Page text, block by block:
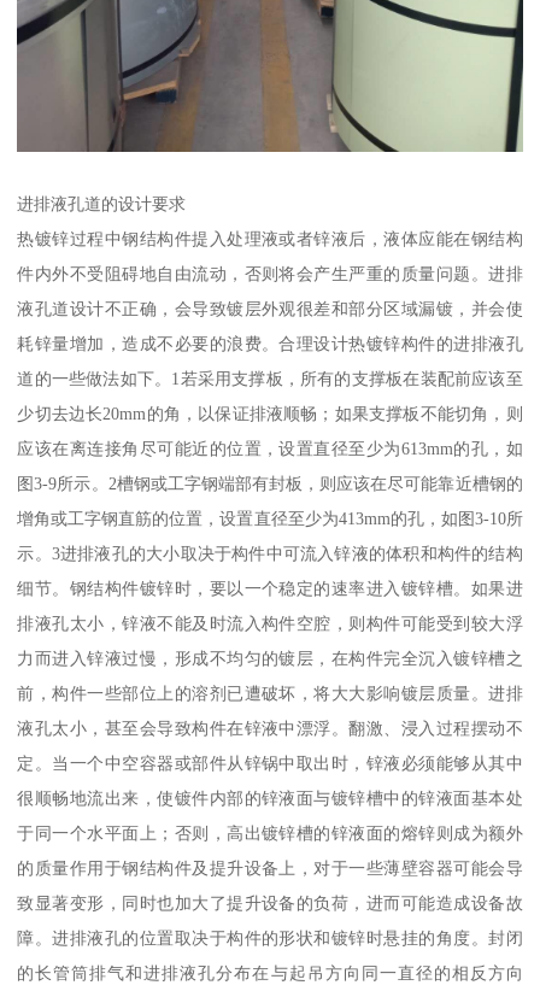
进排液孔道的设计要求
热镀锌过程中钢结构件提入处理液或者锌液后，液体应能在钢结构
件内外不受阻碍地自由流动，否则将会产生严重的质量问题。进排
液孔道设计不正确，会导致镀层外观很差和部分区域漏镀，并会使
耗锌量增加，造成不必要的浪费。合理设计热镀锌构件的进排液孔
道的一些做法如下。1若采用支撑板，所有的支撑板在装配前应该至
少切去边长20mm的角，以保证排液顺畅；如果支撑板不能切角，则
应该在离连接角尽可能近的位置，设置直径至少为613mm的孔，如
图3-9所示。2槽钢或工字钢端部有封板，则应该在尽可能靠近槽钢的
增角或工字钢直筋的位置，设置直径至少为413mm的孔，如图3-10所
示。3进排液孔的大小取决于构件中可流入锌液的体积和构件的结构
细节。钢结构件镀锌时，要以一个稳定的速率进入镀锌槽。如果进
排液孔太小，锌液不能及时流入构件空腔，则构件可能受到较大浮
力而进入锌液过慢，形成不均匀的镀层，在构件完全沉入镀锌槽之
前，构件一些部位上的溶剂已遭破坏，将大大影响镀层质量。进排
液孔太小，甚至会导致构件在锌液中漂浮。翻激、浸入过程摆动不
定。当一个中空容器或部件从锌锅中取出时，锌液必须能够从其中
很顺畅地流出来，使镀件内部的锌液面与镀锌槽中的锌液面基本处
于同一个水平面上；否则，高出镀锌槽的锌液面的熔锌则成为额外
的质量作用于钢结构件及提升设备上，对于一些薄壁容器可能会导
致显著变形，同时也加大了提升设备的负荷，进而可能造成设备故
障。进排液孔的位置取决于构件的形状和镀锌时悬挂的角度。封闭
的长管筒排气和进排液孔分布在与起吊方向同一直径的相反方向